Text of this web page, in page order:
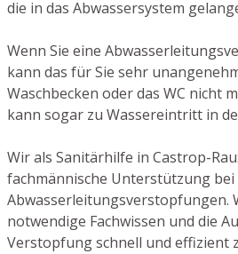
die in das Abwassersystem
Wenn Sie eine
kann das für Sie sehr
Waschbecken oder das WC nicht
kann sogar zu Wassereintritt in
Wir als Sanitärhilfe in Castrop-
fachmännische Unterstützung
Abwasserleitungsverstopfungen.
notwendige Fachwissen und die
Verstopfung schnell und effizient